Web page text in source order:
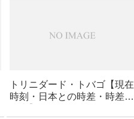
トリニダード・トバゴ【現在
時刻・日本との時差・時差早